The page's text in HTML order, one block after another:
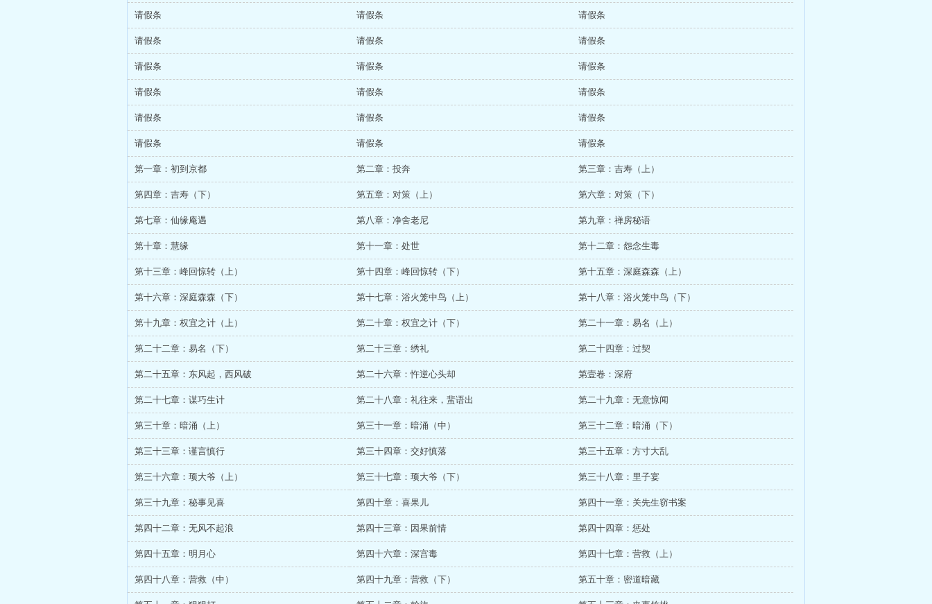
请假条 请假条 请假条
请假条 请假条 请假条
请假条 请假条 请假条
请假条 请假条 请假条
请假条 请假条 请假条
请假条 请假条 请假条
第一章：初到京都 第二章：投奔 第三章：吉寿（上）
第四章：吉寿（下） 第五章：对策（上） 第六章：对策（下）
第七章：仙缘庵遇 第八章：净舍老尼 第九章：禅房秘语
第十章：慧缘 第十一章：处世 第十二章：怨念生毒
第十三章：峰回惊转（上） 第十四章：峰回惊转（下） 第十五章：深庭森森（上）
第十六章：深庭森森（下） 第十七章：浴火笼中鸟（上） 第十八章：浴火笼中鸟（下）
第十九章：权宜之计（上） 第二十章：权宜之计（下） 第二十一章：易名（上）
第二十二章：易名（下） 第二十三章：绣礼 第二十四章：过契
第二十五章：东风起，西风破 第二十六章：忤逆心头却 第壹卷：深府
第二十七章：谋巧生计 第二十八章：礼往来，蜚语出 第二十九章：无意惊闻
第三十章：暗涌（上） 第三十一章：暗涌（中） 第三十二章：暗涌（下）
第三十三章：谨言慎行 第三十四章：交好慎落 第三十五章：方寸大乱
第三十六章：顼大爷（上） 第三十七章：顼大爷（下） 第三十八章：里子宴
第三十九章：秘事见喜 第四十章：喜果儿 第四十一章：关先生窃书案
第四十二章：无风不起浪 第四十三章：因果前情 第四十四章：惩处
第四十五章：明月心 第四十六章：深宫毒 第四十七章：营救（上）
第四十八章：营救（中） 第四十九章：营救（下） 第五十章：密道暗藏